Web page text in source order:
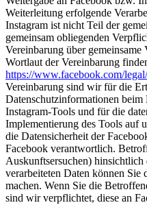
Weiterleitung erfolgende
Instagram ist nicht Teil der
gemeinsam obliegenden
Vereinbarung über gemeinsame
Wortlaut der Vereinbarung
https://www.facebook.com/
Vereinbarung sind wir für die
Datenschutzinformationen beim
Instagram-Tools und für die
Implementierung des Tools auf
die Datensicherheit der
Facebook verantwortlich.
Auskunftsersuchen)
verarbeiteten Daten können Sie
machen. Wenn Sie die
sind wir verpflichtet, diese an